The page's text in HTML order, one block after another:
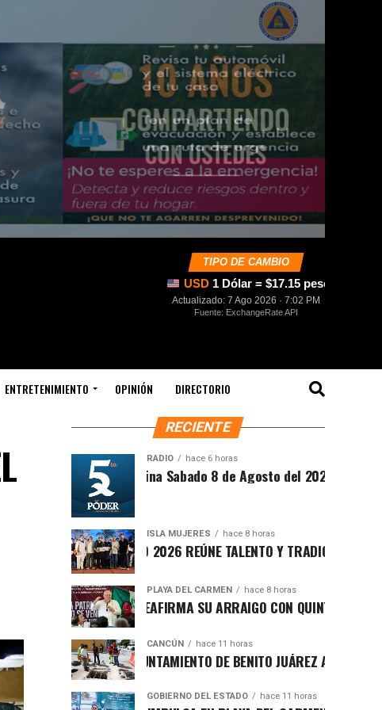
TIPO DE CAMBIO
USD 1 Dólar = $17.15 pesos
Actualizado: 7 Ago 2026 · 7:02 PM
Fuente: ExchangeRate API
ENTRETENIMIENTO OPINIÓN DIRECTORIO
RECIENTE
RADIO hace 6 horas
Síntesis Matutina Sabado 8 de Agosto del 2026
ISLA MUJERES hace 8 horas
CEVICHE ISLEÑO 2026 REÚNE TALENTO Y TRADICIÓN EN ISLA
PLAYA DEL CARMEN hace 8 horas
RAFA MARÍN REAFIRMA SU ARRAIGO CON QUINTANA ROO Y
CANCÚN hace 11 horas
FORTALECE AYUNTAMIENTO DE BENITO JUÁREZ ACCIONES
GOBIERNO DEL ESTADO hace 11 horas